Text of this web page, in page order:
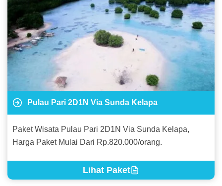
Pulau Pari 2D1N Via Sunda Kelapa
Paket Wisata Pulau Pari 2D1N Via Sunda Kelapa,
Harga Paket Mulai Dari Rp.820.000/orang.
Lihat Paket